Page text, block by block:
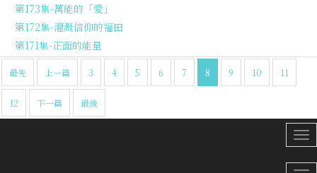
第173集-萬能的「愛」
第172集-灌溉信仰的福田
第171集-正面的能量
最先 上一篇 3 4 5 6 7 8 9 10 11
12 下一篇 最後